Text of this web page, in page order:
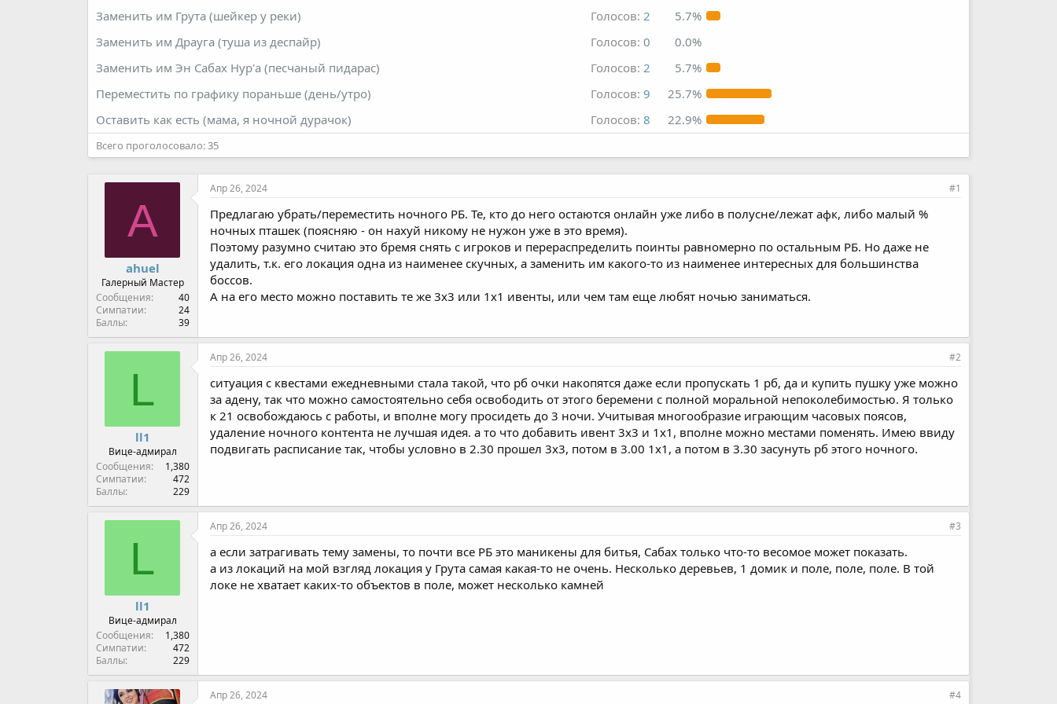
ы
л
Заменить им Грута (шейкер у реки)
Голосов: 2
5.7%
Заменить им Драуга (туша из деспайр)
Голосов: 0
0.0%
Заменить им Эн Сабах Нур'а (песчаный пидарас)
Голосов: 2
5.7%
Переместить по графику пораньше (день/утро)
Голосов: 9
25.7%
Оставить как есть (мама, я ночной дурачок)
Голосов: 8 22.9%
Всего проголосовало 35
A
ahuel
Галерный Мастер
Сообщения
40
Симпатии
24
Баллы
39
Апр 26, 2024 #1
Предлагаю убрать/переместить ночного РБ. Те, кто до него остаются онлайн уже либо в полусне/лежат афк, либо малый %
ночных пташек (поясняю - он нахуй никому не нужон уже в это время).
Поэтому разумно считаю это бремя снять с игроков и перераспределить поинты равномерно по остальным РБ. Но даже не
удалить, т.к. его локация одна из наименее скучных, а заменить им какого-то из наименее интересных для большинства
боссов.
А на его место можно поставить те же 3х3 или 1х1 ивенты, или чем там еще любят ночью заниматься.
L
ll1
Вице-адмирал
Сообщения
1,380
Симпатии
472
Баллы
229
Апр 26, 2024 #2
ситуация с квестами ежедневными стала такой, что рб очки накопятся даже если пропускать 1 рб, да и купить пушку уже можно
за адену, так что можно самостоятельно себя освободить от этого беремени с полной моральной непоколебимостью. Я только
к 21 освобождаюсь с работы, и вполне могу просидеть до 3 ночи. Учитывая многообразие играющим часовых поясов,
удаление ночного контента не лучшая идея. а то что добавить ивент 3х3 и 1х1, вполне можно местами поменять. Имею ввиду
подвигать расписание так, чтобы условно в 2.30 прошел 3х3, потом в 3.00 1х1, а потом в 3.30 засунуть рб этого ночного.
L
ll1
Вице-адмирал
Сообщения
1,380
Симпатии
472
Баллы
229
Апр 26, 2024 #3
а если затрагивать тему замены, то почти все РБ это маникены для битья, Сабах только что-то весомое может показать.
а из локаций на мой взгляд локация у Грута самая какая-то не очень. Несколько деревьев, 1 домик и поле, поле, поле. В той
локе не хватает каких-то объектов в поле, может несколько камней
Апр 26, 2024 #4